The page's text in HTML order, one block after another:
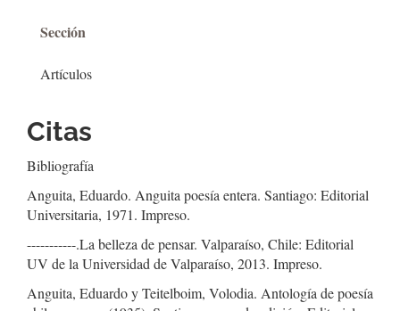
Sección
Artículos
Citas
Bibliografía
Anguita, Eduardo. Anguita poesía entera. Santiago: Editorial
Universitaria, 1971. Impreso.
-----------.La belleza de pensar. Valparaíso, Chile: Editorial
UV de la Universidad de Valparaíso, 2013. Impreso.
Anguita, Eduardo y Teitelboim, Volodia. Antología de poesía